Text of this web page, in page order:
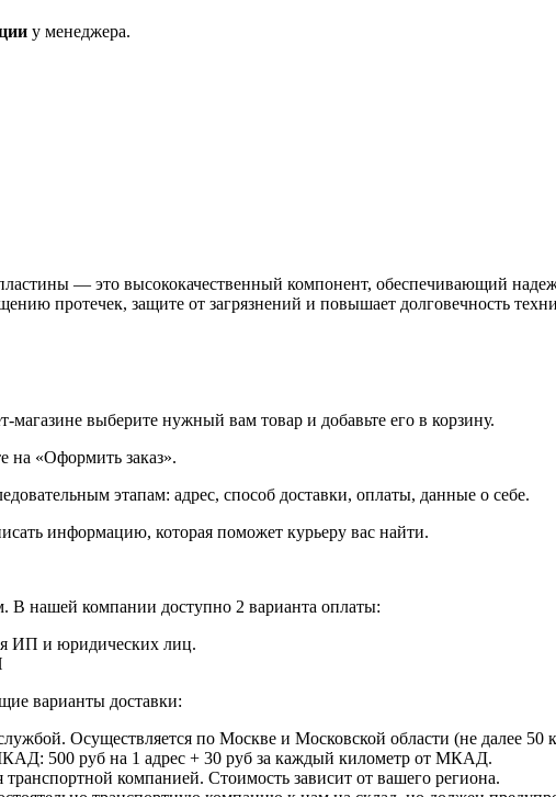
у менеджера.
— это высококачественный компонент, обеспечивающий
протечек, защите от загрязнений и повышает долговечность
выберите нужный вам товар и добавьте его в корзину.
на «Оформить заказ».
этапам: адрес, способ доставки, оплаты, данные о себе.
информацию, которая поможет курьеру вас найти.
В нашей компании доступно 2 варианта оплаты:
ИП и юридических лиц.
варианты доставки:
Осуществляется по Москве и Московской области (не
500 руб на 1 адрес + 30 руб за каждый километр от МКАД.
компанией. Стоимость зависит от вашего региона.